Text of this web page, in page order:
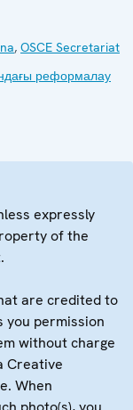
, OSCE Secretariat
реформалау
expressly
of the
are credited to
you permission
without charge
Creative
When